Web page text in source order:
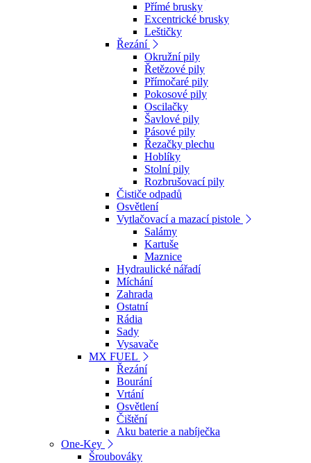
Přímé brusky
Excentrické brusky
Leštičky
Řezání
Okružní pily
Řetězové pily
Přímočaré pily
Pokosové pily
Oscilačky
Šavlové pily
Pásové pily
Řezačky plechu
Hoblíky
Stolní pily
Rozbrušovací pily
Čističe odpadů
Osvětlení
Vytlačovací a mazací pistole
Salámy
Kartuše
Maznice
Hydraulické nářadí
Míchání
Zahrada
Ostatní
Rádia
Sady
Vysavače
MX FUEL
Řezání
Bourání
Vrtání
Osvětlení
Čištění
Aku baterie a nabíječka
One-Key
Šroubováky